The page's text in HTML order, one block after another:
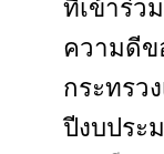
ที่เข้าร่ว
ความดีข
กระทรว
ปีงบประ